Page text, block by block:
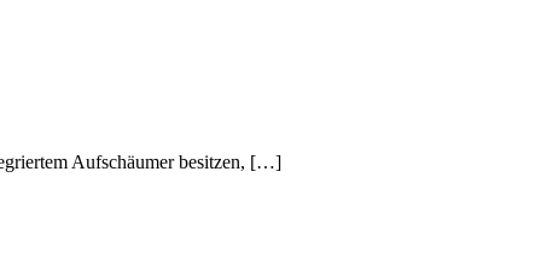
Aufschäumer besitzen, […]